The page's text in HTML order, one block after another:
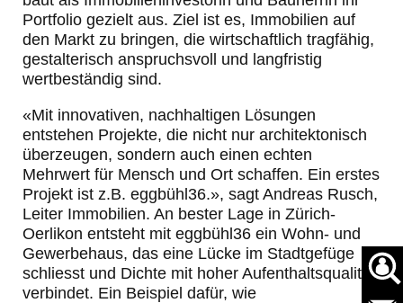
Portfolio gezielt aus. Ziel ist es, Immobilien auf
den Markt zu bringen, die wirtschaftlich tragfähig,
gestalterisch anspruchsvoll und langfristig
wertbeständig sind.
«Mit innovativen, nachhaltigen Lösungen
entstehen Projekte, die nicht nur architektonisch
überzeugen, sondern auch einen echten
Mehrwert für Mensch und Ort schaffen. Ein erstes
Projekt ist z.B. eggbühl36.», sagt Andreas Rusch,
Leiter Immobilien. An bester Lage in Zürich-
Oerlikon entsteht mit eggbühl36 ein Wohn- und
Gewerbehaus, das eine Lücke im Stadtgefüge
schliesst und Dichte mit hoher Aufenthaltsqualität
verbindet. Ein Beispiel dafür, wie